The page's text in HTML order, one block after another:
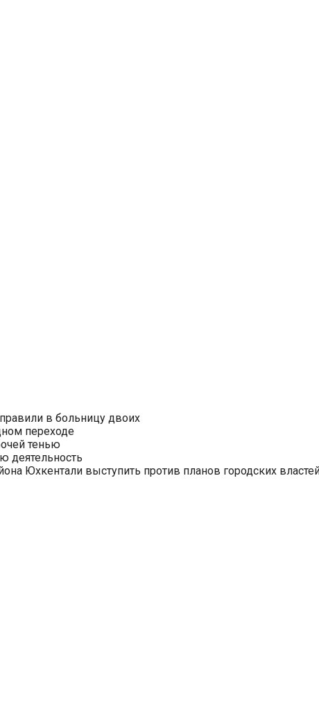
в больницу двоих
переходе
тенью
деятельность
Юхкентали выступить против планов городских